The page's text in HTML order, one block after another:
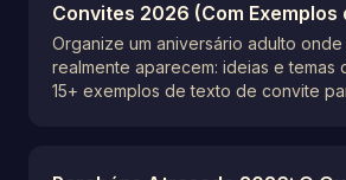
Convites 2026 (Com Exemplos
Organize um aniversário adulto
realmente aparecem: ideias e temas
15+ exemplos de texto de convite